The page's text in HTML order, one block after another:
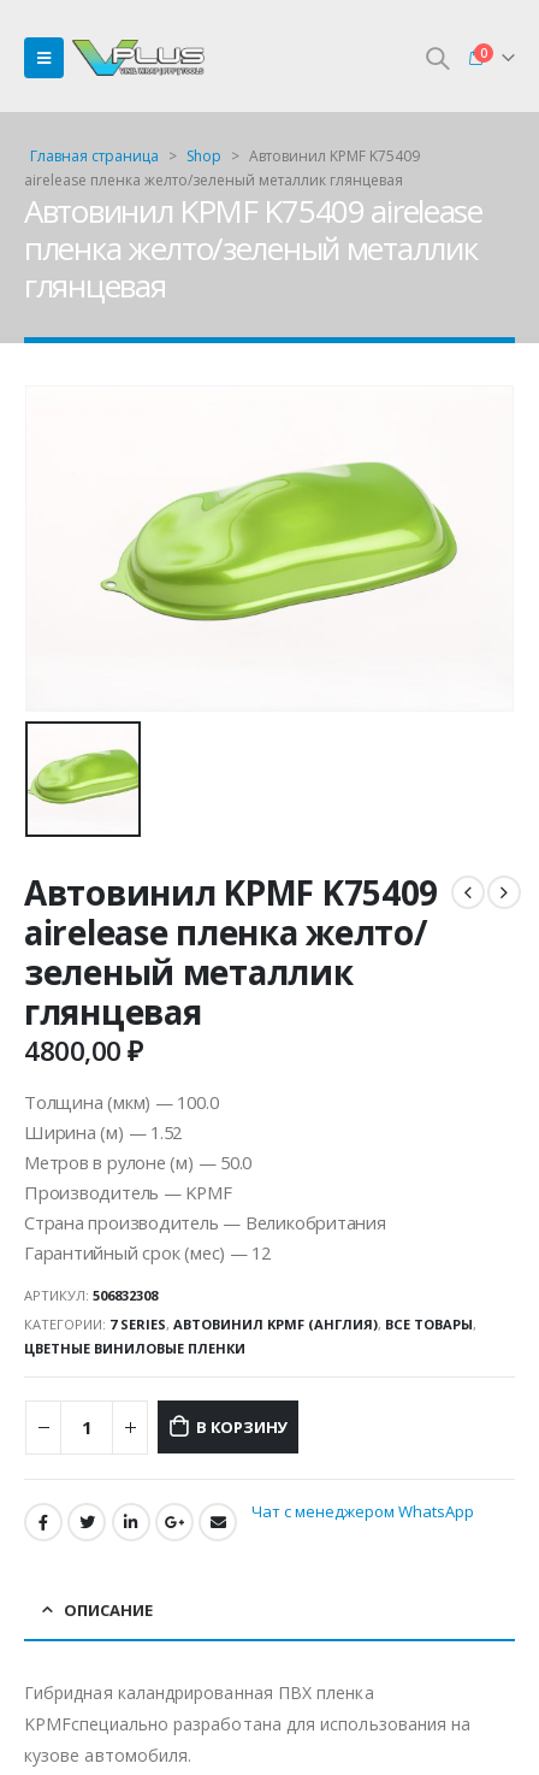
0
Главная страница > Shop > Автовинил KPMF K75409
airelease пленка желто/зеленый металлик глянцевая
Автовинил KPMF K75409 airelease
пленка желто/зеленый металлик
глянцевая
Автовинил KPMF K75409
airelease пленка желто/
зеленый металлик
глянцевая
4800,00₽
Толщина (мкм) — 100.0
Ширина (м) — 1.52
Метров в рулоне (м) — 50.0
Производитель — KPMF
Страна производитель — Великобритания
Гарантийный срок (мес) — 12
АРТИКУЛ: 506832308
КАТЕГОРИИ: 7 SERIES, АВТОВИНИЛ KPMF (АНГЛИЯ), ВСЕ ТОВАРЫ,
ЦВЕТНЫЕ ВИНИЛОВЫЕ ПЛЕНКИ
В КОРЗИНУ
Чат с менеджером WhatsApp
ОПИСАНИЕ
Гибридная каландрированная ПВХ пленка
KPMFспециально разработана для использования на
кузове автомобиля.